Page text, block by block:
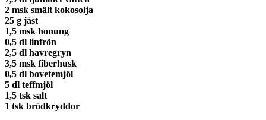
2 msk smält kokosolja
25 g jäst
1,5 msk honung
0,5 dl linfrön
2,5 dl havregryn
3,5 msk fiberhusk
0,5 dl bovetemjöl
5 dl teffmjöl
1,5 tsk salt
1 tsk brödkryddor